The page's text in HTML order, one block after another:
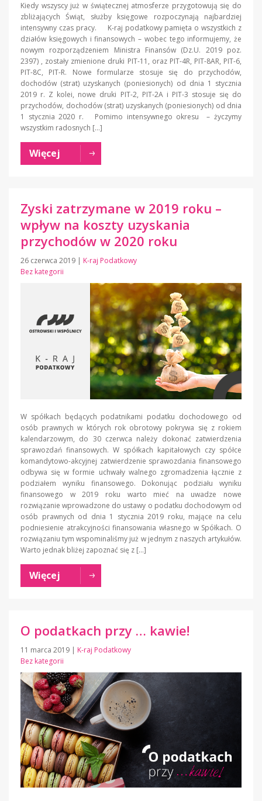
Kiedy wszyscy już w świątecznej atmosferze przygotowują się do
zbliżających Świąt, służby księgowe rozpoczynają najbardziej
intensywny czas pracy. K-raj podatkowy pamięta o wszystkich z
działów księgowych i finansowych – wobec tego informujemy, że
nowym rozporządzeniem Ministra Finansów (Dz.U. 2019 poz.
2397) , zostały zmienione druki PIT-11, oraz PIT-4R, PIT-8AR, PIT-6,
PIT-8C, PIT-R. Nowe formularze stosuje się do przychodów,
dochodów (strat) uzyskanych (poniesionych) od dnia 1 stycznia
2019 r. Z kolei, nowe druki PIT-2, PIT-2A i PIT-3 stosuje się do
przychodów, dochodów (strat) uzyskanych (poniesionych) od dnia
1 stycznia 2020 r. Pomimo intensywnego okresu – życzymy
wszystkim radosnych […]
Więcej
Zyski zatrzymane w 2019 roku –
wpływ na koszty uzyskania
przychodów w 2020 roku
26 czerwca 2019 | K-raj Podatkowy
Bez kategorii
W spółkach będących podatnikami podatku dochodowego od
osób prawnych w których rok obrotowy pokrywa się z rokiem
kalendarzowym, do 30 czerwca należy dokonać zatwierdzenia
sprawozdań finansowych. W spółkach kapitałowych czy spółce
komandytowo-akcyjnej zatwierdzenie sprawozdania finansowego
odbywa się w formie uchwały walnego zgromadzenia łącznie z
podziałem wyniku finansowego. Dokonując podziału wyniku
finansowego w 2019 roku warto mieć na uwadze nowe
rozwiązanie wprowadzone do ustawy o podatku dochodowym od
osób prawnych od dnia 1 stycznia 2019 roku, mające na celu
podniesienie atrakcyjności finansowania własnego w Spółkach. O
rozwiązaniu tym wspominaliśmy już w jednym z naszych artykułów.
Warto jednak bliżej zapoznać się z […]
Więcej
O podatkach przy … kawie!
11 marca 2019 | K-raj Podatkowy
Bez kategorii